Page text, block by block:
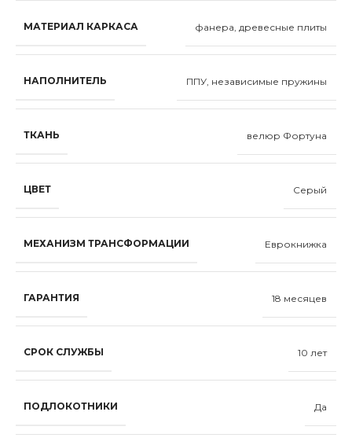
МАТЕРИАЛ КАРКАСА фанера, древесные плиты
НАПОЛНИТЕЛЬ ППУ, независимые пружины
ТКАНЬ велюр Фортуна
ЦВЕТ Серый
МЕХАНИЗМ ТРАНСФОРМАЦИИ Еврокнижка
ГАРАНТИЯ 18 месяцев
СРОК СЛУЖБЫ 10 лет
ПОДЛОКОТНИКИ Да